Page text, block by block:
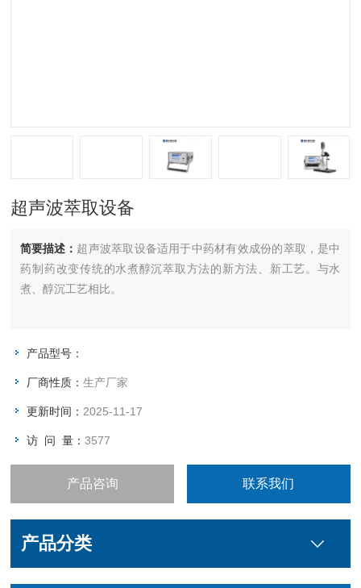
超声波萃取设备
简要描述： 超声波萃取设备适用于中药材有效成份的萃取，是中
药制药改变传统的水煮醇沉萃取方法的新方法、新工艺。与水
煮、醇沉工艺相比。
产品型号：
厂商性质：生产厂家
更新时间： 2025-11-17
访 问 量：3577
产品咨询 联系我们
产品分类